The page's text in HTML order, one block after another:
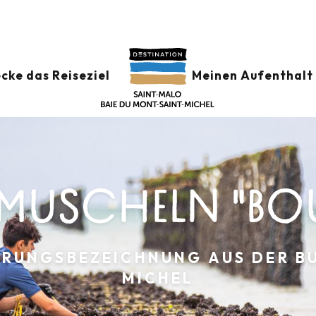
das Reiseziel Meinen
AUS DER
MICHEL